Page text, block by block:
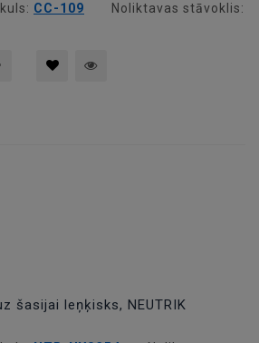
CC-109
Noliktavas stāvoklis:
šasijai leņķisks, NEUTRIK